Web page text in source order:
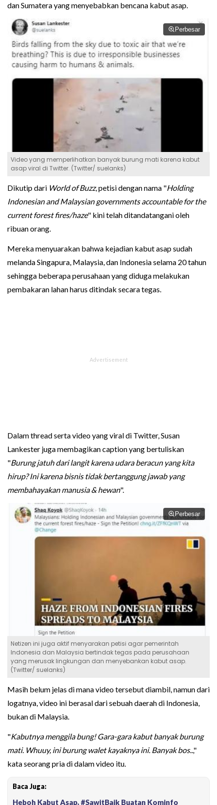
dan Sumatera yang menyebabkan bencana kabut asap.
Perbesar
Video yang memperlihatkan banyak burung mati karena kabut
asap viral di Twitter. (Twitter/ suelanks)
Dikutip dari World of Buzz, petisi dengan nama "Holding
Indonesian and Malaysian governments accountable for the
current forest fires/haze" kini telah ditandatangani oleh
ribuan orang.
Mereka menyuarakan bahwa kejadian kabut asap sudah
melanda Singapura, Malaysia, dan Indonesia selama 20 tahun
sehingga beberapa perusahaan yang diduga melakukan
pembakaran lahan harus ditindak secara tegas.
Dalam thread serta video yang viral di Twitter, Susan
Lankester juga membagikan caption yang bertuliskan
"Burung jatuh dari langit karena udara beracun yang kita
hirup? Ini karena bisnis tidak bertanggung jawab yang
membahayakan manusia & hewan".
Perbesar
Netizen ini juga aktif menyarakan petisi agar pemerintah
Indonesia dan Malaysia bertindak tegas pada perusahaan
yang merusak lingkungan dan menyebankan kabut asap.
(Twitter/ suelanks)
Masih belum jelas di mana video tersebut diambil, namun dari
logatnya, video ini berasal dari sebuah daerah di Indonesia,
bukan di Malaysia.
"Kabutnya menggila bung! Gara-gara kabut banyak burung
mati. Whuuy, ini burung walet kayaknya ini. Banyak bos..,"
kata seorang pria di dalam video itu.
Baca Juga:
Heboh Kabut Asap, #SawitBaik Buatan Kominfo